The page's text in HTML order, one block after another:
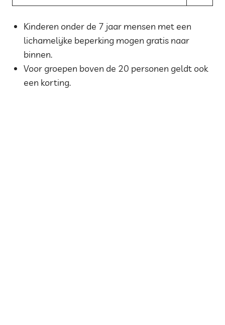
Kinderen onder de 7 jaar mensen met een
lichamelijke beperking mogen gratis naar
binnen.
Voor groepen boven de 20 personen geldt ook
een korting.